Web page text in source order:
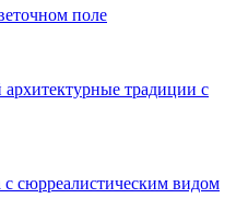
поле
традиции с
с сюрреалистическим видом